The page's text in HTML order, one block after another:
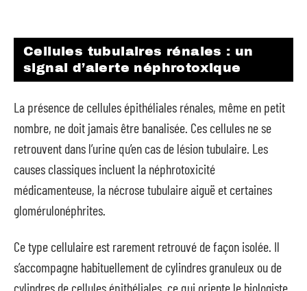
Cellules tubulaires rénales : un
signal d’alerte néphrotoxique
La présence de cellules épithéliales rénales, même en petit
nombre, ne doit jamais être banalisée. Ces cellules ne se
retrouvent dans l’urine qu’en cas de lésion tubulaire. Les
causes classiques incluent la néphrotoxicité
médicamenteuse, la nécrose tubulaire aiguë et certaines
glomérulonéphrites.
Ce type cellulaire est rarement retrouvé de façon isolée. Il
s’accompagne habituellement de cylindres granuleux ou de
cylindres de cellules épithéliales, ce qui oriente le biologiste